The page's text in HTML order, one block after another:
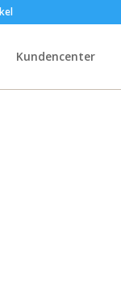
Kundencenter